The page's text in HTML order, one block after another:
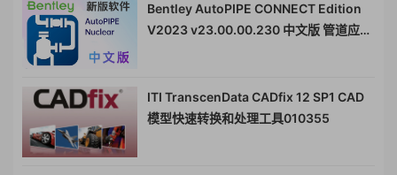
Bentley AutoPIPE CONNECT Edition
V2023 v23.00.00.230 中文版 管道应力
ITI TranscenData CADfix 12 SP1 CAD
模型快速转换和处理工具010355